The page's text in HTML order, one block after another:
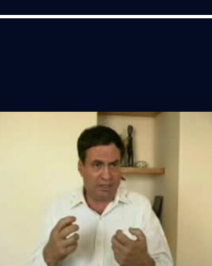
Liban 2006: l'heure des bilans (4/9)